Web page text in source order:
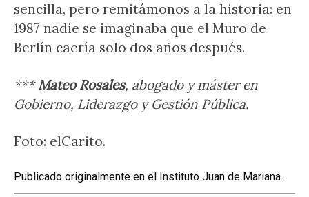
sencilla, pero remitámonos a la historia: en
1987 nadie se imaginaba que el Muro de
Berlín caería solo dos años después.
***Mateo Rosales, abogado y máster en
Gobierno, Liderazgo y Gestión Pública.
Foto: elCarito.
Publicado originalmente en el Instituto Juan de Mariana.